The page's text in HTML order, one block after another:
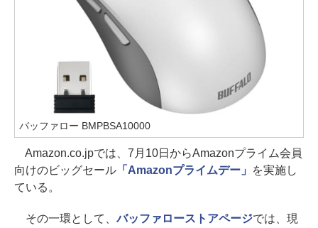
バッファロー BMPBSA10000
Amazon.co.jpでは、7月10日からAmazonプライム会員
向けのビッグセール「Amazonプライムデー」
を実施し
ている。
その一環として、バッファローストアページでは、現